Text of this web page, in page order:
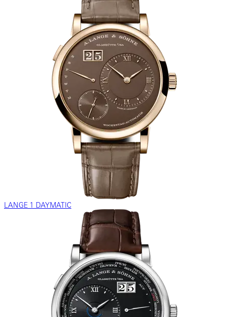
LANGE 1 DAYMATIC